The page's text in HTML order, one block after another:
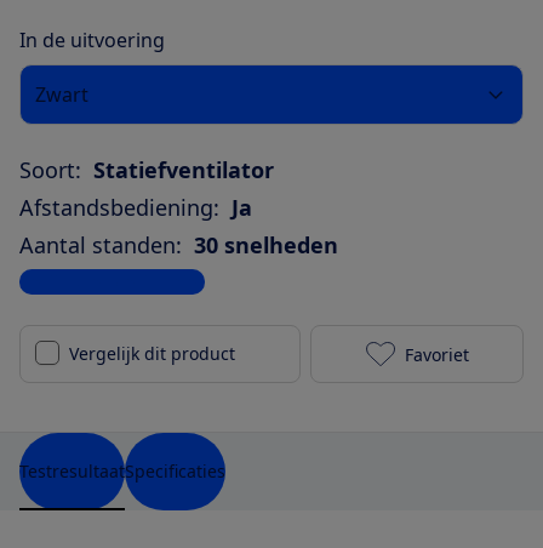
In de uitvoering
Zwart
Soort: Statiefventilator
Afstandsbediening: Ja
Aantal standen: 30 snelheden
Bekijk alle specificaties
Vergelijk dit product Duux
Favoriet
TestresultaatSpecificaties